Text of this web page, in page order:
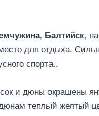
Балтийск,
для отдыха.
спорта..
и дюны окрашены
теплый желтый